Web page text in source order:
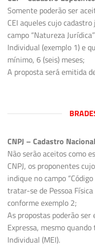
Somente poderão ser
CEI aqueles cujo
campo “Natureza
Individual (exemplo 1) e
mínimo, 6 (seis) meses;
A proposta será emitida
CNPJ – Cadastro
Não serão aceitos como
CNPJ, os proponentes
indique no campo
tratar-se de Pessoa
conforme exemplo 2;
As propostas poderão
Expressa, mesmo
Individual (MEI).